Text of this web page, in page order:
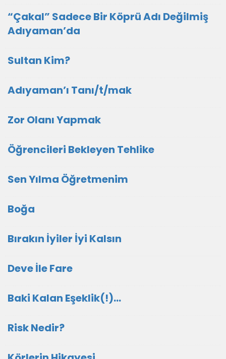
“Çakal” Sadece Bir Köprü Adı Değilmiş
Adıyaman’da
Sultan Kim?
Adıyaman’ı Tanı/t/mak
Zor Olanı Yapmak
Öğrencileri Bekleyen Tehlike
Sen Yılma Öğretmenim
Boğa
Bırakın İyiler İyi Kalsın
Deve İle Fare
Baki Kalan Eşeklik(!)…
Risk Nedir?